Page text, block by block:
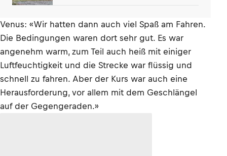
Venus: «Wir hatten dann auch viel Spaß am Fahren.
Die Bedingungen waren dort sehr gut. Es war
angenehm warm, zum Teil auch heiß mit einiger
Luftfeuchtigkeit und die Strecke war flüssig und
schnell zu fahren. Aber der Kurs war auch eine
Herausforderung, vor allem mit dem Geschlängel
auf der Gegengeraden.»